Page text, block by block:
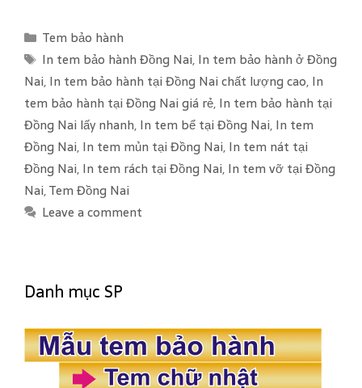
C
a
t
e
o
r
i
e
s
Tem bảo hành
T
a
g
s
In tem bảo hành Đồng Nai, In tem bảo hành ở Đồng
Nai, In tem bảo hành tại Đồng Nai chất lượng cao, In
tem bảo hành tại Đồng Nai giá rẻ, In tem bảo hành tại
Đồng Nai lấy nhanh, In tem bể tại Đồng Nai, In tem
Đồng Nai, In tem mủn tại Đồng Nai, In tem nát tại
Đồng Nai, In tem rách tại Đồng Nai, In tem vỡ tại Đồng
Nai,Tem Đồng Nai
Leave a comment
Danh mục SP